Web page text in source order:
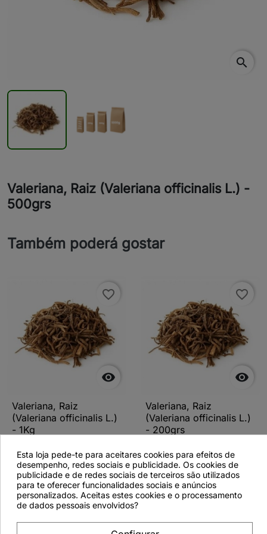
search
Valeriana, Raiz (Valeriana officinalis L.) -
500grs
Também poderá gostar

favorite_border
Valeriana, Raiz
(Valeriana officinalis L.)
- 1Kg
Ver detalhes

favorite_border
Valeriana, Raiz
(Valeriana officinalis L.)
- 200grs
Ver detalhes
Esta loja pede-te para aceitares cookies para efeitos de
desempenho, redes sociais e publicidade. Os cookies de
publicidade e de redes sociais de terceiros são utilizados
para te oferecer funcionalidades sociais e anúncios
personalizados. Aceitas estes cookies e o processamento
de dados pessoais envolvidos?